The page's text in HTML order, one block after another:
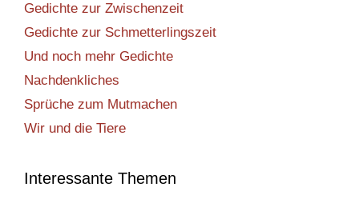
Gedichte zur Zwischenzeit
Gedichte zur Schmetterlingszeit
Und noch mehr Gedichte
Nachdenkliches
Sprüche zum Mutmachen
Wir und die Tiere
Interessante Themen